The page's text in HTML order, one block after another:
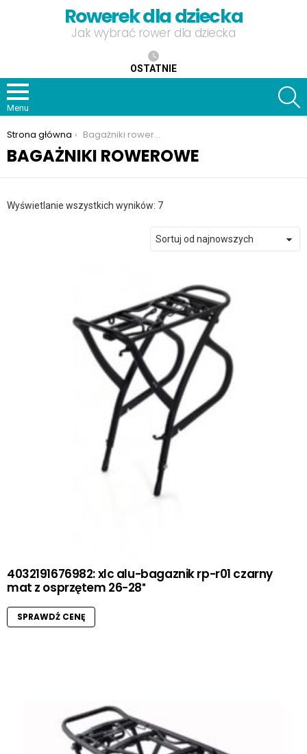
Rowerek dla dziecka
Jak wybrać rower dla dziecka
OSTATNIE
Menu
Jesteś tutaj:
Strona główna Bagażniki rowerowe
BAGAŻNIKI ROWEROWE
Wyświetlanie wszystkich wyników: 7Posortowane
4032191676982: xlc alu-bagaznik rp-r01 czarny
mat z osprzętem 26-28″
SPRAWDŹ CENĘ